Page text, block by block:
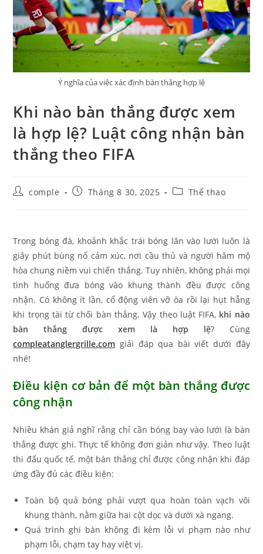
Ý nghĩa của việc xác định bàn thắng hợp lệ
Khi nào bàn thắng được xem
là hợp lệ? Luật công nhận bàn
thắng theo FIFA
Postcomple
PostTháng 8 30, 2025
PostThể thao
Trong bóng đá, khoảnh khắc trái bóng lăn vào lưới luôn là
giây phút bùng nổ cảm xúc, nơi cầu thủ và người hâm mộ
hòa chung niềm vui chiến thắng. Tuy nhiên, không phải mọi
tình huống đưa bóng vào khung thành đều được công
nhận. Có không ít lần, cổ động viên vỡ òa rồi lại hụt hẫng
khi trọng tài từ chối bàn thắng. Vậy theo luật FIFA, khi nào
bàn thắng được xem là hợp lệ? Cùng
compleatanglergrille.com giải đáp qua bài viết dưới đây
nhé!
Điều kiện cơ bản để một bàn thắng được
công nhận
Nhiều khán giả nghĩ rằng chỉ cần bóng bay vào lưới là bàn
thắng được ghi. Thực tế không đơn giản như vậy. Theo luật
thi đấu quốc tế, một bàn thắng chỉ được công nhận khi đáp
ứng đầy đủ các điều kiện:
Toàn bộ quả bóng phải vượt qua hoàn toàn vạch vôi
khung thành, nằm giữa hai cột dọc và dưới xà ngang.
Quá trình ghi bàn không đi kèm lỗi vi phạm nào như
phạm lỗi, chạm tay hay việt vị.